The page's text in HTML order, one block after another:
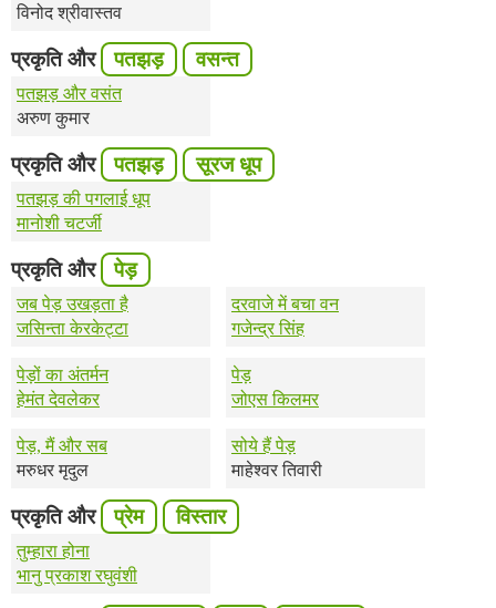
विनोद श्रीवास्तव
प्रकृति और पतझड़ वसन्त
पतझड़ और वसंत
अरुण कुमार
प्रकृति और पतझड़ सूरज धूप
पतझड़ की पगलाई धूप
मानोशी चटर्जी
प्रकृति और पेड़
जब पेड़ उखड़ता है
जसिन्ता केरकेट्टा
दरवाजे में बचा वन
गजेन्द्र सिंह
पेड़ों का अंतर्मन
हेमंत देवलेकर
पेड़
जोएस किलमर
पेड़, मैं और सब
मरुधर मृदुल
सोये हैं पेड़
माहेश्वर तिवारी
प्रकृति और प्रेम विस्तार
तुम्हारा होना
भानु प्रकाश रघुवंशी